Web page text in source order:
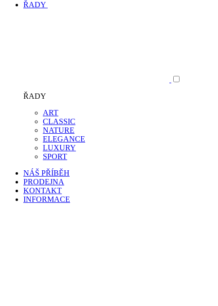
ŘADY
ŘADY
ART
CLASSIC
NATURE
ELEGANCE
LUXURY
SPORT
NÁŠ PŘÍBĚH
PRODEJNA
KONTAKT
INFORMACE